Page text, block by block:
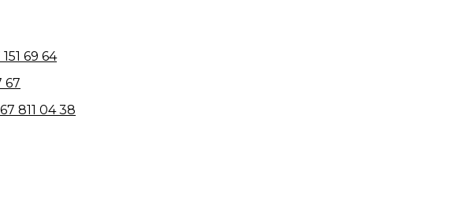
69 64
67
811 04 38